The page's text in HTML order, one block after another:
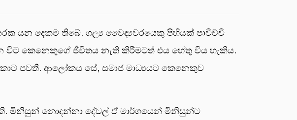
යන දෙකම තිබේ. ශල්‍ය වෛද්‍යවරයෙකු පිහියක් පාවිච්චි
කෙනෙකුගේ ජීවිතය නැති කිරීමටත් එය හේතු විය හැකිය.
පවතී. ආලෝකය සේ, සමාජ මාධ්‍යයට කෙනෙකුව
මිනිසුන් නොදන්නා දේවල් ඒ මාර්ගයෙන් මිනිසුන්ට